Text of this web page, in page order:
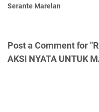
Serante Marelan
Post a Comment for
AKSI NYATA UNTUK